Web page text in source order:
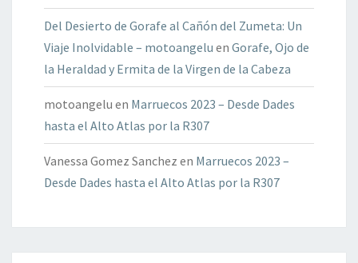
Del Desierto de Gorafe al Cañón del Zumeta: Un
Viaje Inolvidable – motoangelu en Gorafe, Ojo de
la Heraldad y Ermita de la Virgen de la Cabeza
motoangelu en Marruecos 2023 – Desde Dades
hasta el Alto Atlas por la R307
Vanessa Gomez Sanchez en Marruecos 2023 –
Desde Dades hasta el Alto Atlas por la R307